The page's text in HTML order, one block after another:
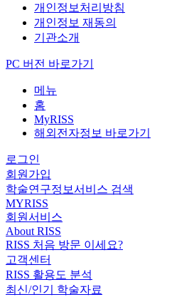
개인정보처리방침
개인정보 재동의
기관소개
PC 버전 바로가기
메뉴
홈
MyRISS
해외전자정보 바로가기
로그인
회원가입
학술연구정보서비스 검색
MYRISS
회원서비스
About RISS
RISS 처음 방문 이세요?
고객센터
RISS 활용도 분석
최신/인기 학술자료